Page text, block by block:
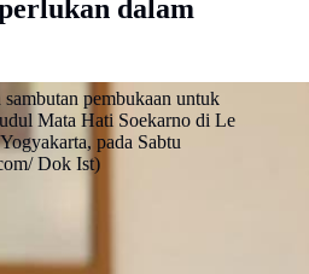
dalam
pembukaan untuk
Mata Hati Soekarno di Le
pada Sabtu
Dok Ist)